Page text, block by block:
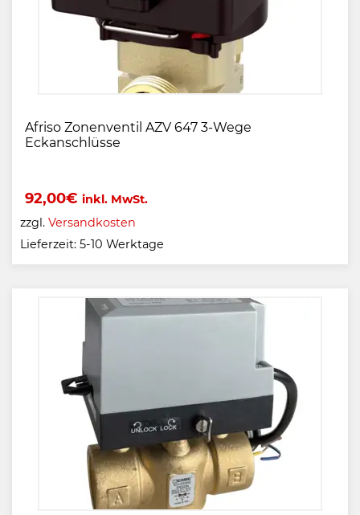
Afriso Zonenventil AZV 647 3-Wege
Eckanschlüsse
92,00€ inkl. MwSt.
zzgl. Versandkosten
Lieferzeit: 5-10 Werktage